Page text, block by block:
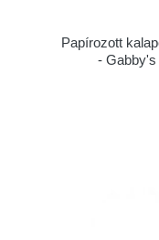
Papírozott
- Gabby's